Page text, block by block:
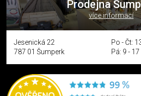
Prodejna
více informací
Jesenická 22
787 01 Šumperk
Po - Čt:
Pá: 9 -